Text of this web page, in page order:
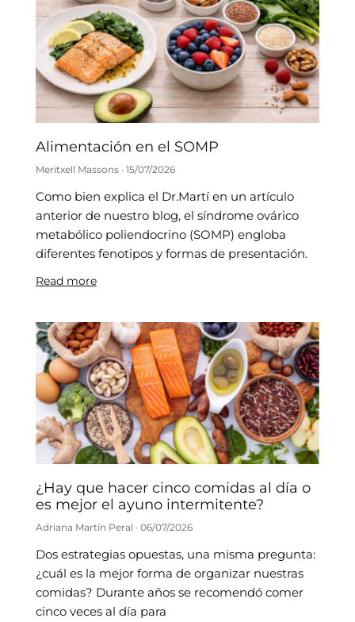
Alimentación en el SOMP
Meritxell Massons 15/07/2026
Como bien explica el Dr.Martí en un artículo
anterior de nuestro blog, el síndrome ovárico
metabólico poliendocrino (SOMP) engloba
diferentes fenotipos y formas de presentación.
Read more
¿Hay que hacer cinco comidas al día o
es mejor el ayuno intermitente?
Adriana Martín Peral 06/07/2026
Dos estrategias opuestas, una misma pregunta:
¿cuál es la mejor forma de organizar nuestras
comidas? Durante años se recomendó comer
cinco veces al día para